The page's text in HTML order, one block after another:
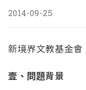
2014-09-25
新境界文教基金會
壹、問題背景